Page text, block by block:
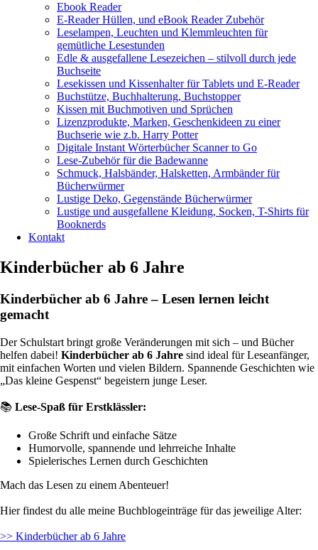
Ebook Reader
E-Reader Hüllen, und eBook Reader Zubehör
Leselampen, Leuchten und Klemmleuchten für
gemütliche Lesestunden
Edle & ausgefallene Lesezeichen – stilvoll durch jede
Buchseite
Lesekissen und Kissenhalter für Tablets und E-Reader
Buchstütze, Buchhalterung, Buchstopper
Kissen mit Buchmotiven und Sprüchen
Lizenzprodukte, Marken, Geschenkideen zu einer
Buchserie wie z.b. Harry Potter
Digitale Instant Wörterbücher Scanner to Go
Lese-Zubehör für die Badewanne
Schmuck, Halsbänder, Halsketten, Armbänder für
Bücherwürmer
Lustige Deko, Gegenstände Bücherwürmer
Lustige und ausgefallene Kleidung, Socken, T-Shirts für
Booknerds
Kontakt
Kinderbücher ab 6 Jahre
Kinderbücher ab 6 Jahre – Lesen lernen leicht
gemacht
Der Schulstart bringt große Veränderungen mit sich – und Bücher
helfen dabei! Kinderbücher ab 6 Jahre sind ideal für Leseanfänger,
mit einfachen Worten und vielen Bildern. Spannende Geschichten wie
„Das kleine Gespenst“ begeistern junge Leser.
📚 Lese-Spaß für Erstklässler:
Große Schrift und einfache Sätze
Humorvolle, spannende und lehrreiche Inhalte
Spielerisches Lernen durch Geschichten
Mach das Lesen zu einem Abenteuer!
Hier findest du alle meine Buchblogeinträge für das jeweilige Alter:
>> Kinderbücher ab 6 Jahre